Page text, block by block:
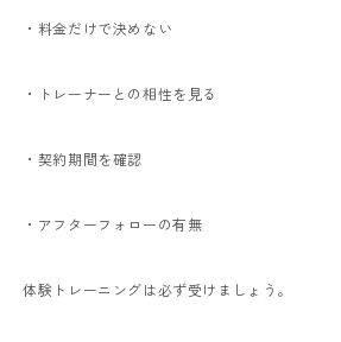
・料金だけで決めない
・トレーナーとの相性を見る
・契約期間を確認
・アフターフォローの有無
体験トレーニングは必ず受けましょう。